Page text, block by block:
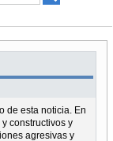
de esta noticia. En
constructivos y
agresivas y